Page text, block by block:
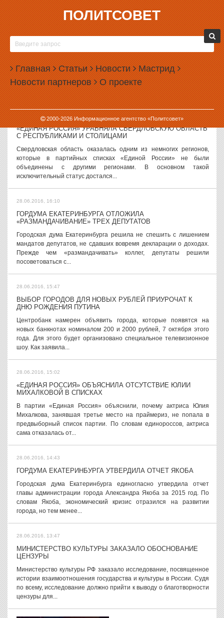
ПОЛИТСОВЕТ
Главная Статьи Новости Мастрид
Новости партнеров О проекте
2000-2026Информационное агентство «Политсовет»
28.06.2016, 18:14
ЛДПР УТВЕРДИЛА СПИСКИ КАНДИДАТОВ ПО
СВЕРДЛОВСКОЙ ОБЛАСТИ
Партия ЛДПР утвердила списки кандидатов, которые будут
баллотироваться в Госдуму по Свердловской области. Ни у кого из
этих кандидатов нет стопроцентной гарантии попадания в
парламент. Списки ЛДПР...
28.06.2016, 17:05
«ЕДИНАЯ РОССИЯ» УРАВНЯЛА СВЕРДЛОВСКУЮ ОБЛАСТЬ
С РЕСПУБЛИКАМИ И СТОЛИЦАМИ
Свердловская область оказалась одним из немногих регионов,
которые в партийных списках «Единой России» не были
объединены с другими регионами. В основном такой
исключительный статус достался...
28.06.2016, 16:10
ГОРДУМА ЕКАТЕРИНБУРГА ОТЛОЖИЛА
«РАЗМАНДАЧИВАНИЕ» ТРЕХ ДЕПУТАТОВ
Городская дума Екатеринбурга решила не спешить с лишением
мандатов депутатов, не сдавших вовремя декларации о доходах.
Прежде чем «размандачивать» коллег, депутаты решили
посоветоваться с...
28.06.2016, 15:47
ВЫБОР ГОРОДОВ ДЛЯ НОВЫХ РУБЛЕЙ ПРИУРОЧАТ К
ДНЮ РОЖДЕНИЯ ПУТИНА
Центробанк намерен объявить города, которые появятся на
новых банкнотах номиналом 200 и 2000 рублей, 7 октября этого
года. Для этого будет организовано специальное телевизионное
шоу. Как заявила...
28.06.2016, 15:02
«ЕДИНАЯ РОССИЯ» ОБЪЯСНИЛА ОТСУТСТВИЕ ЮЛИИ
МИХАЛКОВОЙ В СПИСКАХ
В партии «Единая Россия» объяснили, почему актриса Юлия
Михалкова, занявшая третье место на праймериз, не попала в
предвыборный список партии. По словам единороссов, актриса
сама отказалась от...
28.06.2016, 14:43
ГОРДУМА ЕКАТЕРИНБУРГА УТВЕРДИЛА ОТЧЕТ ЯКОБА
Городская дума Екатеринбурга единогласно утвердила отчет
главы администрации города Александра Якоба за 2015 год. По
словам Якоба, экономический кризис отразился на развитии
города, но тем менее...
28.06.2016, 13:47
МИНИСТЕРСТВО КУЛЬТУРЫ ЗАКАЗАЛО ОБОСНОВАНИЕ
ЦЕНЗУРЫ
Министерство культуры РФ заказало исследование, посвященное
истории взаимоотношения государства и культуры в России. Судя
по всему, исследование должно прийти к выводу о благотворности
цензуры для...